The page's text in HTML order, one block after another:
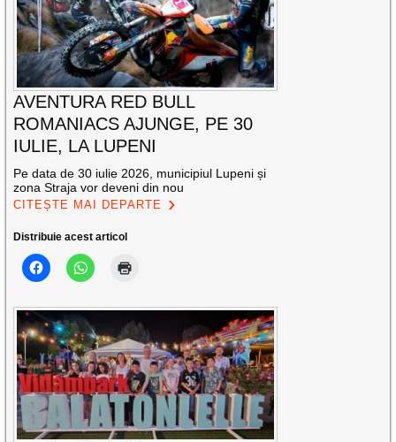
AVENTURA RED BULL
ROMANIACS AJUNGE, PE 30
IULIE, LA LUPENI
Pe data de 30 iulie 2026, municipiul Lupeni și
zona Straja vor deveni din nou
CITEȘTE MAI DEPARTE
Distribuie acest articol